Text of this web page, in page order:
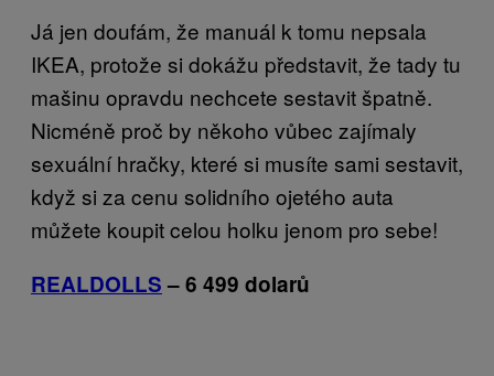
Já jen doufám, že manuál k tomu nepsala
IKEA, protože si dokážu představit, že tady tu
mašinu opravdu nechcete sestavit špatně.
Nicméně proč by někoho vůbec zajímaly
sexuální hračky, které si musíte sami sestavit,
když si za cenu solidního ojetého auta
můžete koupit celou holku jenom pro sebe!
REALDOLLS – 6 499 dolarů